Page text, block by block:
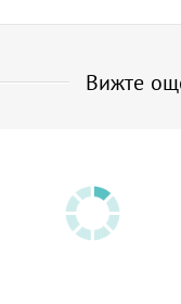
Вижте